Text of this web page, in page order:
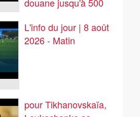
L'info du jour | 8 août
2026 - Matin
pour Tikhanovskaïa,